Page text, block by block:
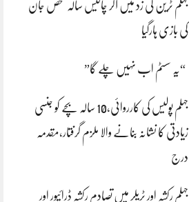
جہلم ٹرین کی زد میں آکر چالیس سالہ شخص جان
کی بازی ہارگیا
“یہ سسٹم اب نہیں چلے گا”
جہلم پولیس کی کارروائی،10 سالہ بچے کو جنسی
زیادتی کا نشانہ بنانے والا ملزم گرفتار،مقدمہ
درج
جہلم رکشہ اور ٹریلر میں تصادم رکشہ ڈرائیور اور